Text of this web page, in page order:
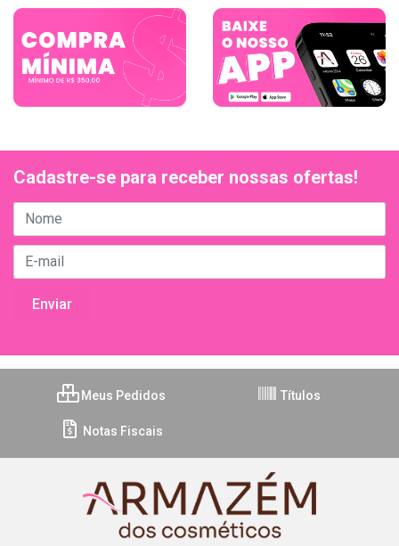
Cadastre-se para receber nossas ofertas!
Meus Pedidos Títulos
Notas Fiscais